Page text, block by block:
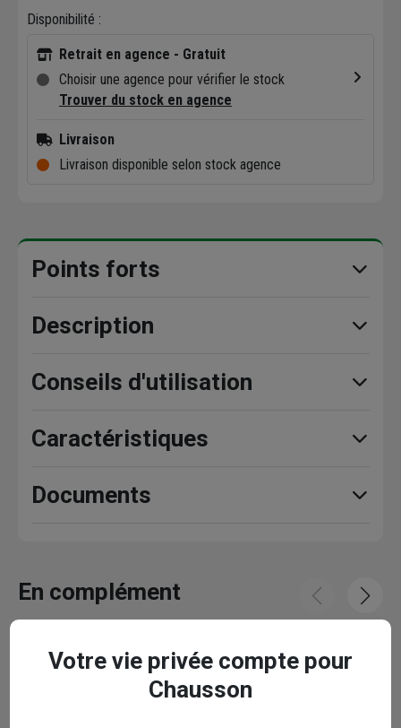
Disponibilité :
Retrait en agence - Gratuit
Choisir une agence pour vérifier le stock
Trouver du stock en agence
Livraison
Livraison disponible selon stock agence
Points forts
Description
Conseils d'utilisation
Caractéristiques
Documents
En complément
Votre vie privée compte pour
Chausson